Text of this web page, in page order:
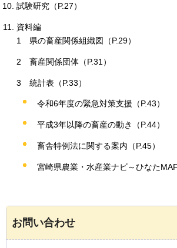
試験研究（P.27）
資料編
1
県の畜産関係組織図（P.29）
2 畜産関係団体（P.31）
3 統計表（P.33）
令和6年度の緊急対策支援（P.43）
平成3年以降の畜産の動き（P.44）
畜舎特例法に関する案内（P.45）
宮崎県農業・水産業ナビ～ひなた
お問い合わせ